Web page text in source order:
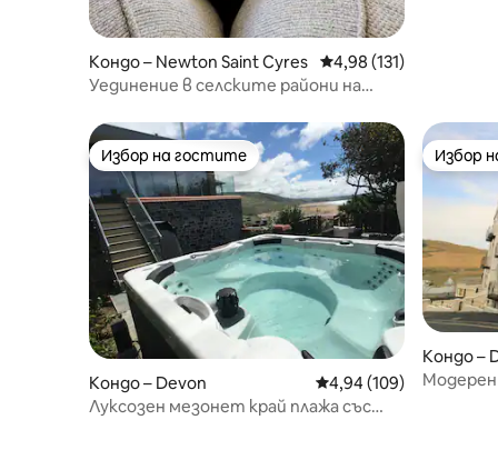
Кондо – Newton Saint Cyres Средна оценка: 4,98
4,98 (131)
Уединение в селските райони на
Избор на гостите
Избор на гостите
Кондо – Devon Средна оценка: 4,94
4,94 (109)
Луксозен мезонет край плажа със
Избор
Избор
Кондо –
Модерен